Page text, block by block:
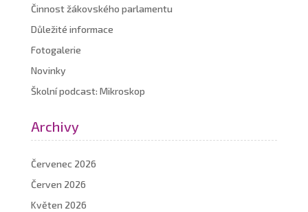
Činnost žákovského parlamentu
Důležité informace
Fotogalerie
Novinky
Školní podcast: Mikroskop
Archivy
Červenec 2026
Červen 2026
Květen 2026